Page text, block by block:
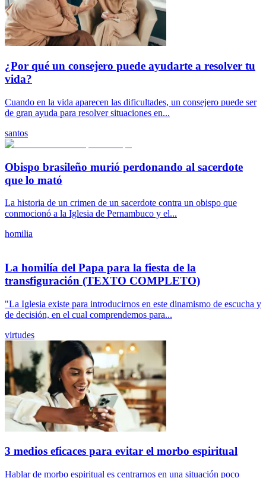
¿Por qué un consejero puede ayudarte a resolver tu
vida?
Cuando en la vida aparecen las dificultades, un consejero puede ser
de gran ayuda para resolver situaciones en...
santos
Obispo brasileño murió perdonando al sacerdote
que lo mató
La historia de un crimen de un sacerdote contra un obispo que
conmocionó a la Iglesia de Pernambuco y el...
homilia
La homilía del Papa para la fiesta de la
transfiguración (TEXTO COMPLETO)
"La Iglesia existe para introducirnos en este dinamismo de escucha y
de decisión, en el cual comprendemos para...
virtudes
3 medios eficaces para evitar el morbo espiritual
Hablar de morbo espiritual es centrarnos en una situación poco